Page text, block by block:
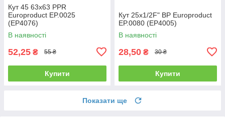
Кут 45 63x63 PPR
Europroduct EP.0025
(EP4076)
В наявності
52,25 ₴ 55 ₴
Купити
Кут 25x1/2F" ВР Europroduct
EP.0080 (EP4005)
В наявності
28,50 ₴ 30 ₴
Купити
Показати ще